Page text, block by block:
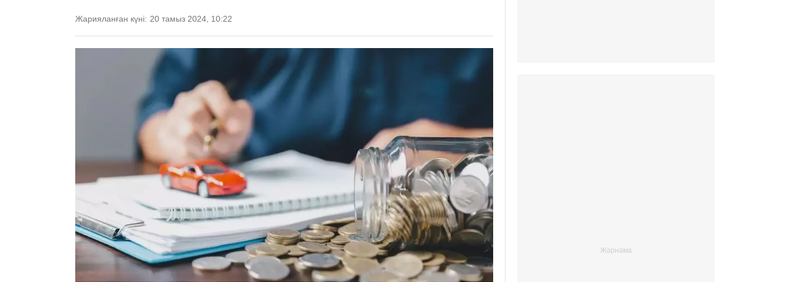
Жарияланған күні: 20 тамыз 2024, 10:22